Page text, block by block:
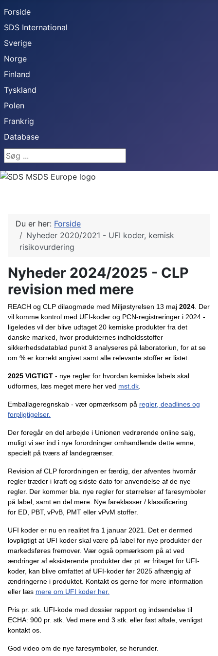
Forside
SDS International
Sverige
Norge
Finland
Tyskland
Polen
Frankrig
Database
Søg ...
Du er her: Forside
Nyheder 2020/2021 - UFI koder, kemisk
risikovurdering
Nyheder 2024/2025 - CLP
revision med mere
REACH og CLP dilaogmøde med Miljøstyrelsen 13 maj 2024 . Der
vil komme kontrol med UFI-koder og PCN-registreringer i 2024 -
ligeledes vil der blive udtaget 20 kemiske produkter fra det
danske marked, hvor produkternes indholdsstoffer
sikkerhedsdatablad punkt 3 analyseres på laboratoriun, for at se
om % er korrekt angivet samt alle relevante stoffer er listet.
2025 VIGTIGT - nye regler for hvordan kemiske labels skal
udformes, læs meget mere her ved mst.dk
Emballageregnskab - vær opmærksom på regler, deadlines og
forpligtigelser.
Der foregår en del arbejde i Unionen vedrørende online salg,
muligt vi ser ind i nye forordninger omhandlende dette emne,
specielt på tværs af landegrænser.
Revision af CLP forordningen er færdig, der afventes hvornår
regler træder i kraft og sidste dato for anvendelse af de nye
regler. Der kommer bla. nye regler for størrelser af faresymboler
på label, samt en del mere. Nye fareklasser / klassificering
for ED, PBT, vPvB, PMT eller vPvM stoffer.
UFI koder er nu en realitet fra 1 januar 2021. Det er dermed
lovpligtigt at UFI koder skal være på label for nye produkter der
markedsføres fremover. Vær også opmærksom på at ved
ændringer af eksisterende produkter der pt. er fritaget for UFI-
koder, kan blive omfattet af UFI-koder før 2025 afhængig af
ændringerne i produktet. Kontakt os gerne for mere information
eller læs mere om UFI koder her.
Pris pr. stk. UFI-kode med dossier rapport og indsendelse til
ECHA: 900 pr. stk. Ved mere end 3 stk. eller fast aftale, venligst
kontakt os.
God video om de nye faresymboler, se herunder.